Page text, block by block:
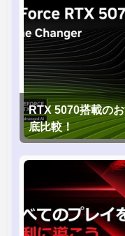
RTX 5070搭載の
底比較！